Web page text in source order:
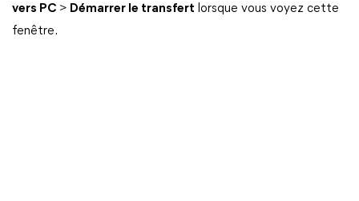
vers PC > Démarrer le transfert lorsque vous voyez cette
fenêtre.